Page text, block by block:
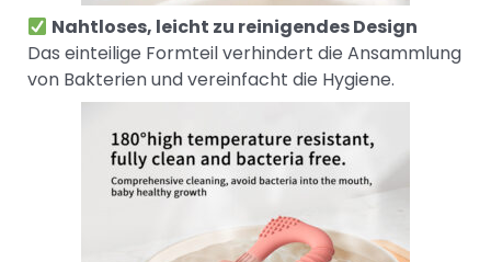
Nahtloses, leicht zu reinigendes Design
Das einteilige Formteil verhindert die Ansammlung
von Bakterien und vereinfacht die Hygiene.